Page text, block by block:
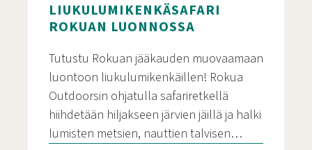
LIUKULUMIKENKÄSAFARI
ROKUAN LUONNOSSA
Tutustu Rokuan jääkauden muovaamaan
luontoon liukulumikenkäillen! Rokua
Outdoorsin ohjatulla safariretkellä
hiihdetään hiljakseen järvien jäillä ja halki
lumisten metsien, nauttien talvisen…